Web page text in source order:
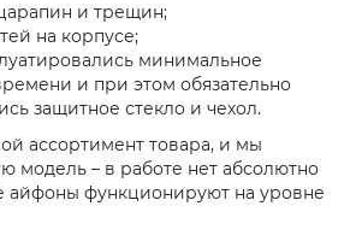
и трещин;
на корпусе;
минимальное
и при этом обязательно
защитное стекло и чехол.
ассортимент товара, и мы
модель – в работе нет абсолютно
айфоны функционируют на уровне